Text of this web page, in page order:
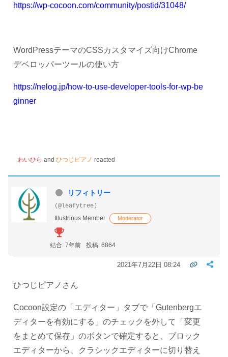
https://wp-cocoon.com/community/postid/31048/
WordPressテーマのCSSカスタマイズ向けChrome
デベロッパーツールの使い方
https://nelog.jp/how-to-use-developer-tools-for-wp-be
ginner
わいひら and ひつじピアノ reacted
リフィトリー
(@leafytree)
Illustrious Member
Moderator
結合: 7年前 投稿: 6864
2021年7月22日 08:24
ひつじピアノさん
Cocoon設定の「エディター」タブで「Gutenbergエ
ディターを有効にする」のチェックを外して「変更
をまとめて保存」のボタンで確定すると、ブロック
エディターから、クラシックエディターに切り替え